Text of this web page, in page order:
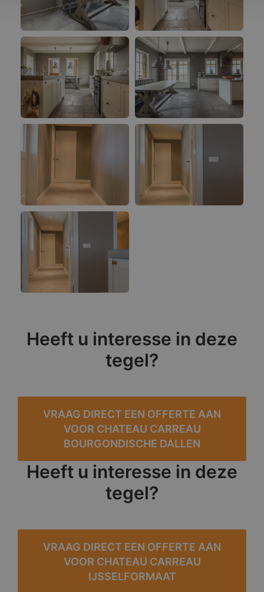
Heeft u interesse in deze
tegel?
VRAAG DIRECT EEN OFFERTE AAN
VOOR CHATEAU CARREAU
BOURGONDISCHE DALLEN
Heeft u interesse in deze
tegel?
VRAAG DIRECT EEN OFFERTE AAN
VOOR CHATEAU CARREAU
IJSSELFORMAAT